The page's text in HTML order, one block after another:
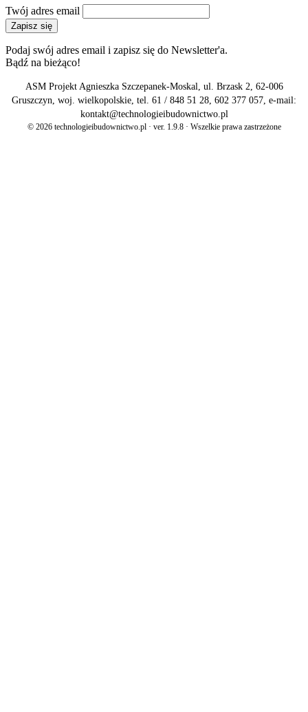
Twój adres email
Zapisz się
Podaj swój adres email i zapisz się do Newsletter'a.
Bądź na bieżąco!
ASM Projekt Agnieszka Szczepanek-Moskal, ul. Brzask 2, 62-006
Gruszczyn, woj. wielkopolskie, tel. 61 / 848 51 28, 602 377 057, e-mail:
kontakt@technologieibudownictwo.pl
© 2026 technologieibudownictwo.pl · ver. 1.9.8 · Wszelkie prawa zastrzeżone